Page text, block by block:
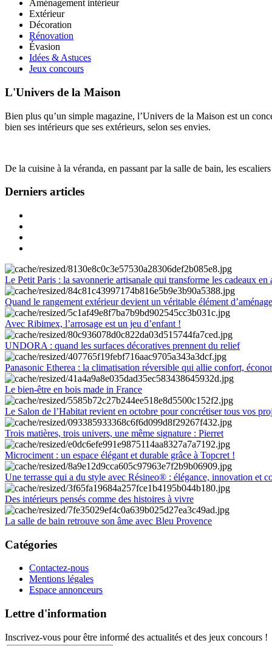
Aménagement intérieur
Extérieur
Décoration
Rénovation
Évasion
Idées & Astuces
Jeux concours
L'Univers de la Maison
Bien plus qu’un simple magazine, l’Univers de la Maison est un
bien ses intérieurs que ses extérieurs, selon ses envies.
De la cuisine à la véranda, en passant par la salle de bain, les
Derniers articles
Le Petit Paris : la savonnerie artisanale qui transforme les cadeaux en
Quand le rangement extérieur devient un véritable élément
Avec Ribimex, l’arrosage est un jeu d’enfant !
UNDORA : quand les surfaces décoratives prennent du relief
Panasonic Etherea : la climatisation réversible qui allie confort,
Le bien-être en bois made in France
Le Salon de l’Habitat revient en octobre pour concrétiser tous vos
Trois matières, trois univers, une même signature : Pierret
Microciment : un espace élégant et durable grâce à Topcret !
Une terrasse qui a du style avec Résineo® : élégance, innovation et
Des intérieurs pensés comme des histoires à vivre
La salle de bain retrouve son âme avec Bleu Provence
Catégories
Contactez-nous
Mentions légales
Espace annonceurs
Lettre d'information
Inscrivez-vous pour être informé des actualités et des jeux concours !